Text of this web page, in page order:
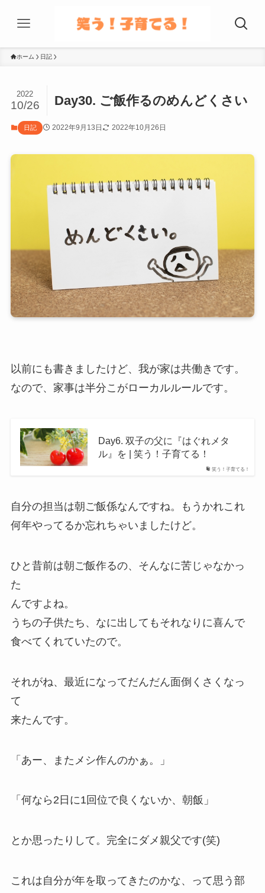
ホーム 日記
Day30. ご飯作るのめんどくさい
2022
10/26
日記 2022年9月13日 2022年10月26日
以前にも書きましたけど、我が家は共働きです。
なので、家事は半分こがローカルルールです。
笑う！子育てる！
Day6. 双子の父に『はぐれメタ
ル』を | 笑う！子育てる！
自分の担当は朝ご飯係なんですね。もうかれこれ
何年やってるか忘れちゃいましたけど。
ひと昔前は朝ご飯作るの、そんなに苦じゃなかっ
た
んですよね。
うちの子供たち、なに出してもそれなりに喜んで
食べてくれていたので。
それがね、最近になってだんだん面倒くさくなっ
て
来たんです。
「あー、またメシ作んのかぁ。」
「何なら 2日に1回位で良くないか、朝飯」
とか思ったりして。完全にダメ親父です(笑)
これは自分が年を取ってきたのかな、って思う部